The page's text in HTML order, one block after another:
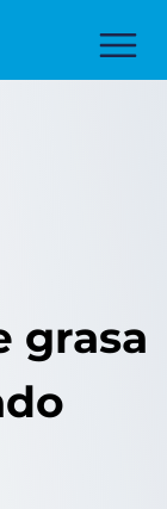
grasa